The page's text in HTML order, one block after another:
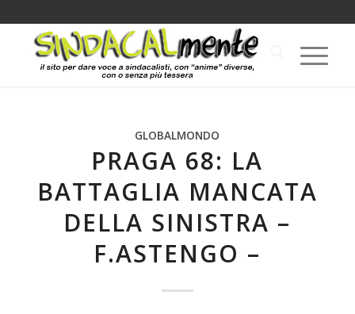
GLOBALMONDO
PRAGA 68: LA
BATTAGLIA MANCATA
DELLA SINISTRA –
F.ASTENGO –